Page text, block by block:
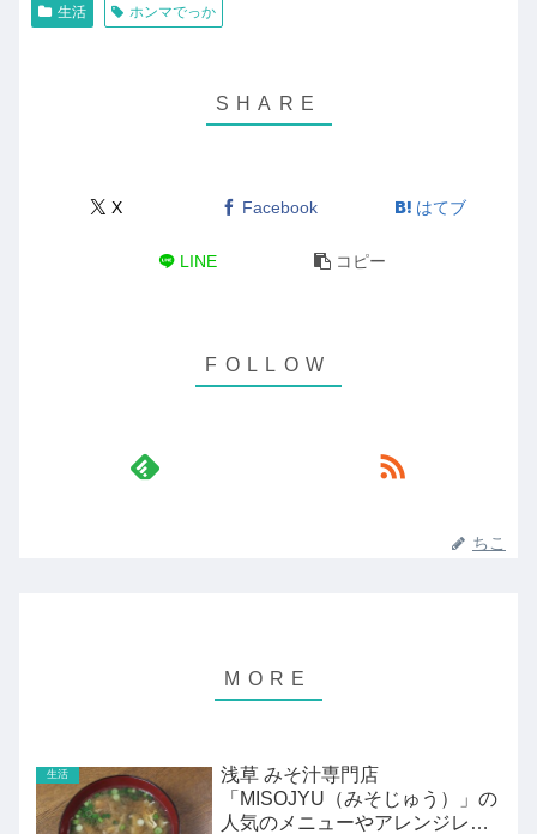
生活 ホンマでっか
X Facebook はてブ
LINE コピー
ちこ
生活
浅草 みそ汁専門店
「MISOJYU（みそじゅう）」の
人気のメニューやアレンジレシ